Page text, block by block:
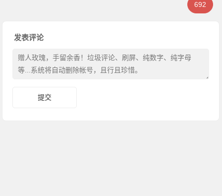
692
发表评论